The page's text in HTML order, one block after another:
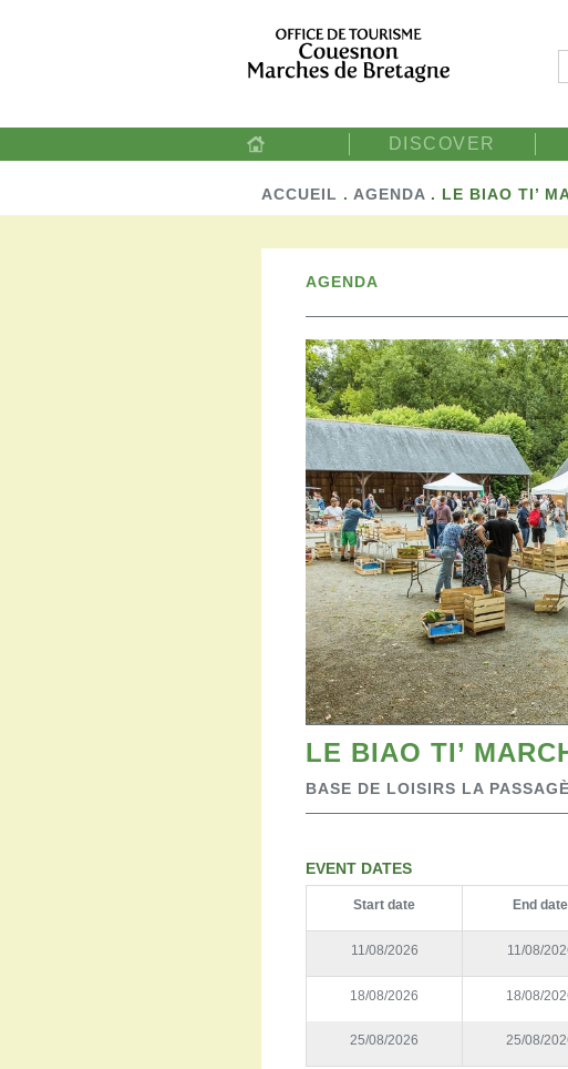
DISCOVER
ACCUEIL . AGENDA . LE BIAO TI’
AGENDA
LE BIAO TI’
BASE DE LOISIRS LA
EVENT DATES
Start date End date
11/08/2026 11/08/
18/08/2026 18/08/
25/08/2026 25/08/